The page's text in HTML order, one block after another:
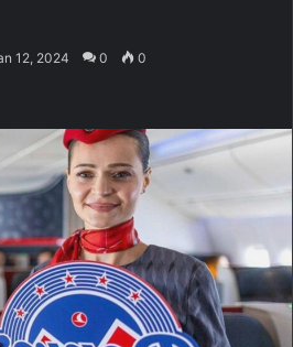
12, 2024 0 0